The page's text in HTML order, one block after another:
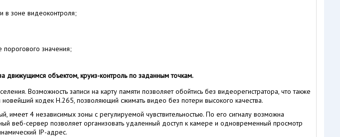
в зоне видеоконтроля;
значения;
движущимся объектом, круиз-контроль по заданным точкам.
Возможность записи на карту памяти позволяет обойтись без видеорегистратора, что также
кодек H.265, позволяющий сжимать видео без потери высокого качества.
4 независимых зоны с регулируемой чувствительностью. По его сигналу возможна
веб-сервер позволяет организовать удаленный доступ к камере и одновременный просмотр
IP-адрес.